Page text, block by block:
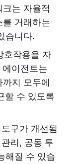
는 자율적
를 거래하는
습니다.
호작용을 자
이전트는
지 모두에
할 수 있도록
구가 개선됨
리, 공동 투
해질 수 있습